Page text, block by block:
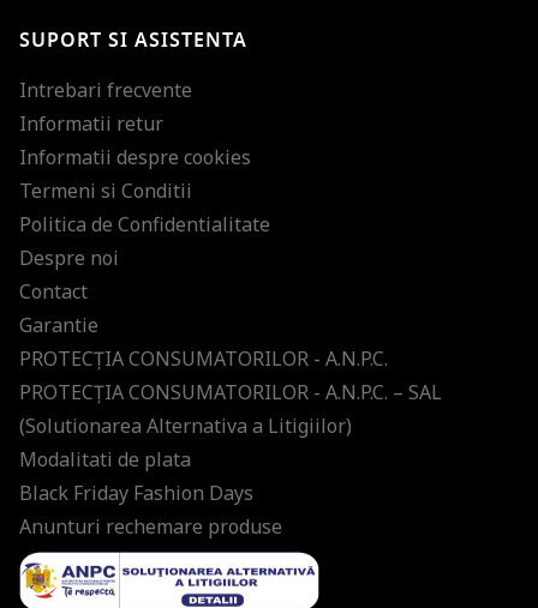
SUPORT SI ASISTENTA
Intrebari frecvente
Informatii retur
Informatii despre cookies
Termeni si Conditii
Politica de Confidentialitate
Despre noi
Contact
Garantie
PROTECŢIA CONSUMATORILOR - A.N.P.C.
PROTECŢIA CONSUMATORILOR - A.N.P.C. – SAL
(Solutionarea Alternativa a Litigiilor)
Modalitati de plata
Black Friday Fashion Days
Anunturi rechemare produse